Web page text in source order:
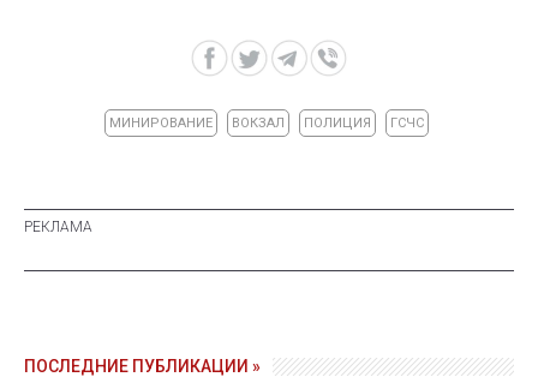
МИНИРОВАНИЕ ВОКЗАЛ ПОЛИЦИЯ ГСЧС
ПОСЛЕДНИЕ ПУБЛИКАЦИИ »